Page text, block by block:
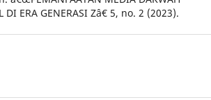
DI ERA GENERASI Zâ€ 5, no. 2 (2023).